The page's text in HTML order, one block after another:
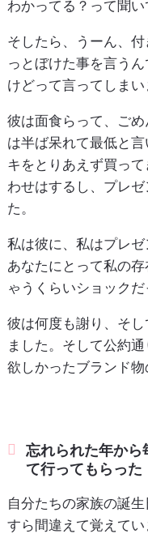
わかってる？って聞い
そしたら、うーん、
っとぼけた事を言う
けどって言ってしまい
彼は面食らって、ご
は半ば呆れて最低と
キをとりあえず買っ
わせはするし、プレ
た。
私は彼に、私はプレゼ
あなたにとって私の
ゃうくらいショックだ
彼は何度も謝り、そ
ました。そして公約
欲しかったブランド物
忘れられた年か
て行ってもらった
自分たちの家族の誕
すら間違えて覚えてい